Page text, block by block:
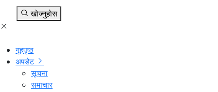
खोज्नुहोस
गृहपृष्ठ
अपडेट
सूचना
समाचार